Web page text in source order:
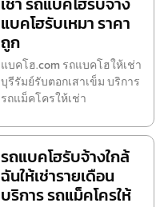
แบคโฮรับเหมา ราคา
ถูก
แบคโฮ.com รถแบคโฮให้เช่า
บุรีรัมย์รับตอกเสาเข็ม บริการ
รถแม็คโครให้เช่า
รถแบคโฮรับจ้างใกล้
ฉันให้เช่ารายเดือน
บริการ รถแม็คโครให้